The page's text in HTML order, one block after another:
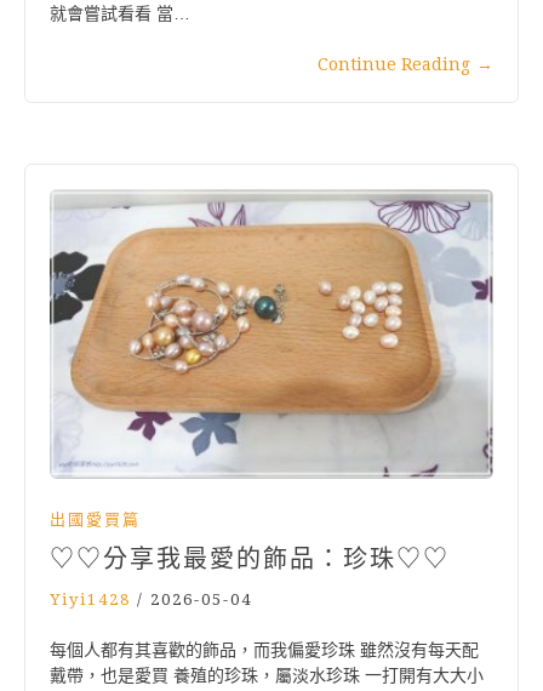
就會嘗試看看 當…
Continue Reading →
出國愛買篇
♡♡分享我最愛的飾品：珍珠♡♡
Yiyi1428 / 2026-05-04
每個人都有其喜歡的飾品，而我偏愛珍珠 雖然沒有每天配
戴帶，也是愛買 養殖的珍珠，屬淡水珍珠 一打開有大大小